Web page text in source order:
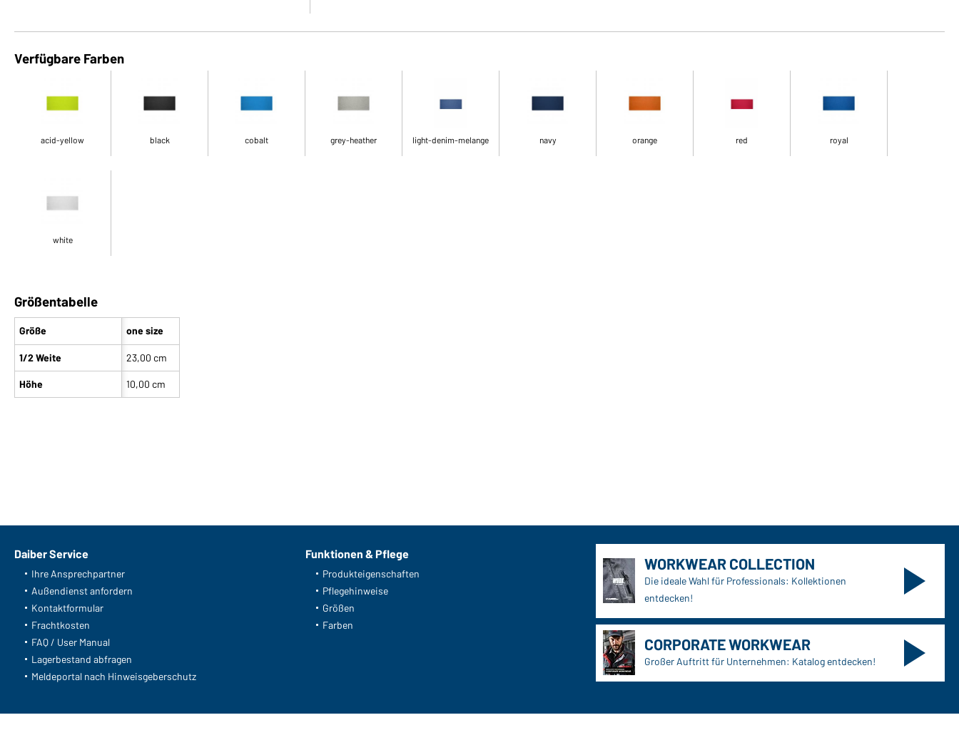
Verfügbare Farben
acid-yellow black cobalt grey-heather light-denim-melange navy orange red royal
white
Größentabelle
Größe
1/2 Weite
Höhe
one size
23,00 cm
10,00 cm
Daiber Service
Ihre Ansprechpartner
Außendienst anfordern
Kontaktformular
Frachtkosten
FAQ / User Manual
Lagerbestand abfragen
Meldeportal nach Hinweisgeberschutz
Funktionen & Pflege
Produkteigenschaften
Pflegehinweise
Größen
Farben
WORKWEAR COLLECTION
Die ideale Wahl für Professionals: Kollektionen
entdecken!
CORPORATE WORKWEAR
Großer Auftritt für Unternehmen: Katalog entdecken!